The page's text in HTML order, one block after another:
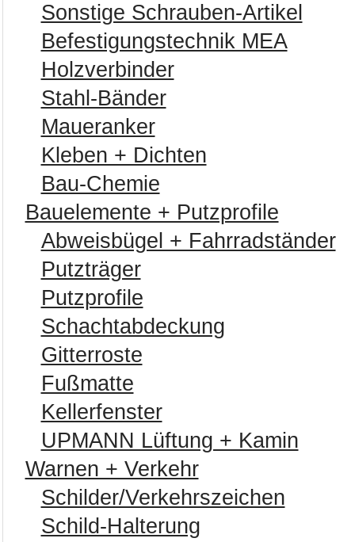
Sonstige Schrauben-Artikel
Befestigungstechnik MEA
Holzverbinder
Stahl-Bänder
Maueranker
Kleben + Dichten
Bau-Chemie
Bauelemente + Putzprofile
Abweisbügel + Fahrradständer
Putzträger
Putzprofile
Schachtabdeckung
Gitterroste
Fußmatte
Kellerfenster
UPMANN Lüftung + Kamin
Warnen + Verkehr
Schilder/Verkehrszeichen
Schild-Halterung